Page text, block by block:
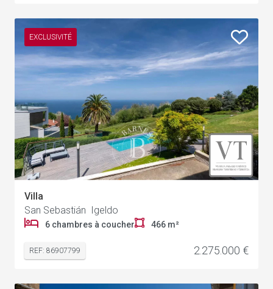
EXCLUSIVITÉ
Villa
San Sebastián Igeldo
6 chambres à coucher 466 m²
REF: 86907799 2.275.000 €